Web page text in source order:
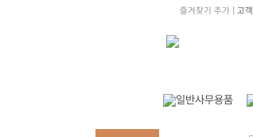
즐겨찾기 추가| 고객